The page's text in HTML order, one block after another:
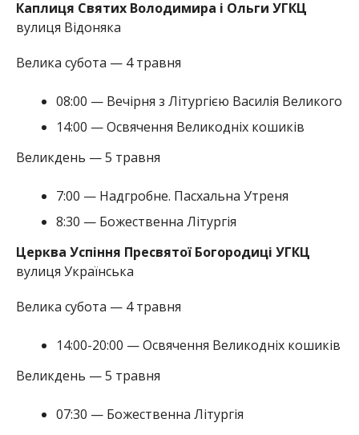
Каплиця Святих Володимира і Ольги УГКЦ
вулиця Відоняка
Велика субота — 4 травня
08:00 — Вечірня з Літургією Василія Великого
14:00 — Освячення Великодніх кошиків
Великдень — 5 травня
7:00 — Надгробне. Пасхальна Утреня
8:30 — Божественна Літургія
Церква Успіння Пресвятої Богородиці УГКЦ
вулиця Українська
Велика субота — 4 травня
14:00-20:00 — Освячення Великодніх кошиків
Великдень — 5 травня
07:30 — Божественна Літургія